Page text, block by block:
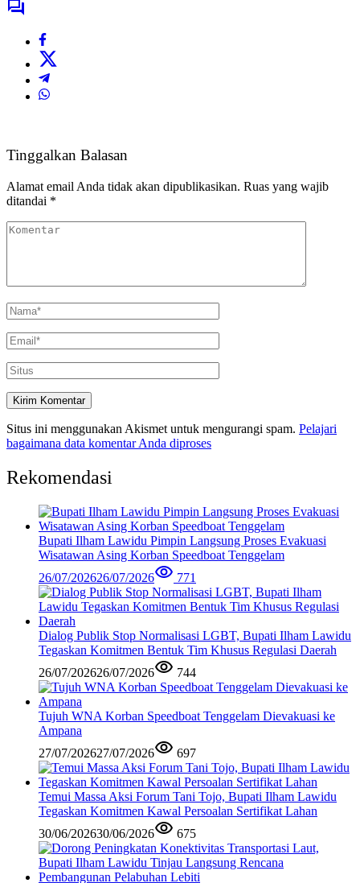
Tinggalkan Balasan
Alamat email Anda tidak akan dipublikasikan. Ruas yang wajib
ditandai *
Situs ini menggunakan Akismet untuk mengurangi spam. Pelajari
bagaimana data komentar Anda diproses
Rekomendasi
Bupati Ilham Lawidu Pimpin Langsung Proses Evakuasi
Wisatawan Asing Korban Speedboat Tenggelam
26/07/202626/07/2026 771
Dialog Publik Stop Normalisasi LGBT, Bupati Ilham Lawidu
Tegaskan Komitmen Bentuk Tim Khusus Regulasi Daerah
26/07/202626/07/2026 744
Tujuh WNA Korban Speedboat Tenggelam Dievakuasi ke
Ampana
27/07/202627/07/2026 697
Temui Massa Aksi Forum Tani Tojo, Bupati Ilham Lawidu
Tegaskan Komitmen Kawal Persoalan Sertifikat Lahan
30/06/202630/06/2026 675